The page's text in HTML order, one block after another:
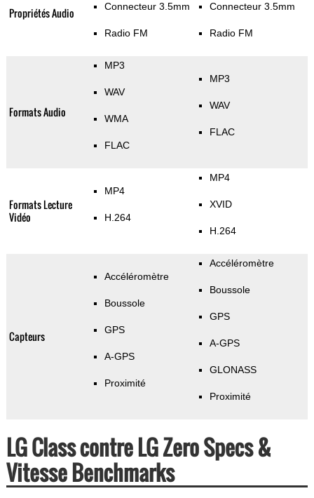
Propriétés Audio Connecteur 3.5mm
Radio FM
Connecteur 3.5mm
Radio FM
Formats Audio
MP3
WAV
WMA
FLAC
MP3
WAV
FLAC
Formats Lecture
Vidéo
MP4
H.264
MP4
XVID
H.264
Capteurs
Accéléromètre
Boussole
GPS
A-GPS
Proximité
Accéléromètre
Boussole
GPS
A-GPS
GLONASS
Proximité
LG Class contre LG Zero Specs &
Vitesse Benchmarks